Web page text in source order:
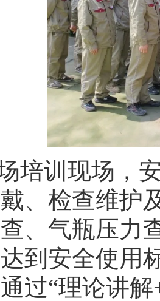
培训现场，
、检查维护
、气瓶压力
到安全使用
过“理论讲